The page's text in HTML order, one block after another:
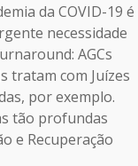
da COVID-19 é
necessidade
AGCs
tratam com Juízes
por exemplo.
tão profundas
e Recuperação